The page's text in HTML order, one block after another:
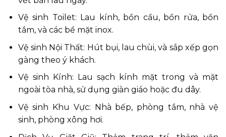
Vệ sinh Toilet: Lau kính, bồn cầu, bồn rửa, bồn
tắm, và các bề mặt inox.
Vệ sinh Nội Thất: Hút bụi, lau chùi, và sắp xếp gọn
gàng theo ý khách.
Vệ sinh Kính: Lau sạch kính mặt trong và mặt
ngoài tòa nhà, sử dụng giàn giáo hoặc đu dây.
Vệ sinh Khu Vực: Nhà bếp, phòng tắm, nhà vệ
sinh, phòng xông hơi.